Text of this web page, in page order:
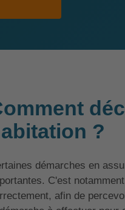
?
démarches en
C'est
afin de